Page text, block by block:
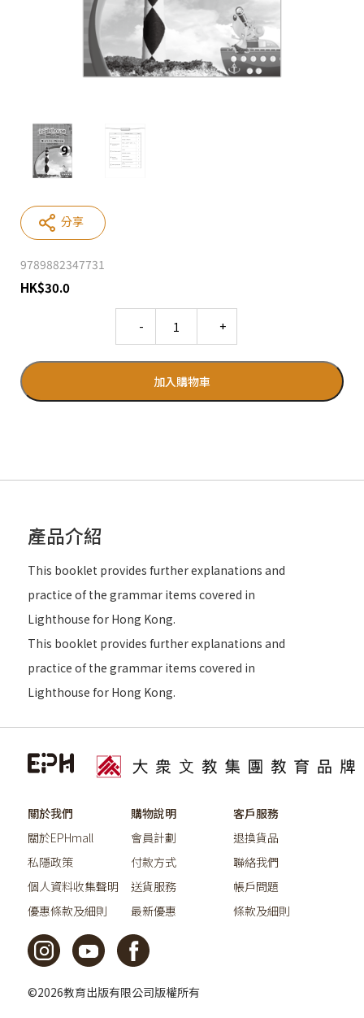
9789882347731
HK$30.0
加入購物車
分享
產品介紹
This booklet provides further explanations and
practice of the grammar items covered in
Lighthouse for Hong Kong.
This booklet provides further explanations and
practice of the grammar items covered in
Lighthouse for Hong Kong.
關於我們
關於EPHmall
私隱政策
個人資料收集聲明
優惠條款及細則
購物說明
會員計劃
付款方式
送貨服務
最新優惠
客戶服務
退換貨品
聯絡我們
帳戶問題
條款及細則
©2026教育出版有限公司版權所有